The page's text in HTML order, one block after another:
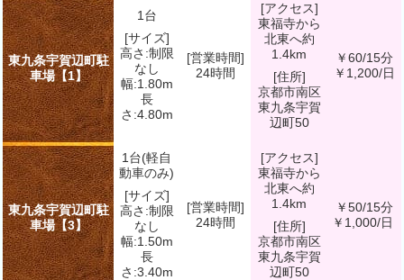
東九条宇賀辺町駐
車場【1】
1台
[サイズ]
高さ:制限
なし
幅:1.80m
長
さ:4.80m
[営業時間]
24時間
[アクセス]
東福寺から
北東へ約
1.4km
[住所]
京都市南区
東九条宇賀
辺町50
￥60/15分
￥1,200/日
東九条宇賀辺町駐
車場【3】
1台(軽自
動車のみ)
[サイズ]
高さ:制限
なし
幅:1.50m
長
さ:3.40m
[営業時間]
24時間
[アクセス]
東福寺から
北東へ約
1.4km
[住所]
京都市南区
東九条宇賀
辺町50
￥50/15分
￥1,000/日